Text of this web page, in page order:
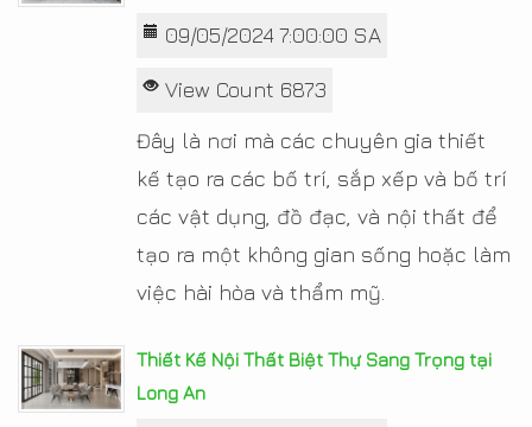
09/05/2024 7:00:00 SA
View Count 6873
Đây là nơi mà các chuyên gia thiết
kế tạo ra các bố trí, sắp xếp và bố trí
các vật dụng, đồ đạc, và nội thất để
tạo ra một không gian sống hoặc làm
việc hài hòa và thẩm mỹ.
Thiết Kế Nội Thất Biệt Thự Sang Trọng tại
Long An